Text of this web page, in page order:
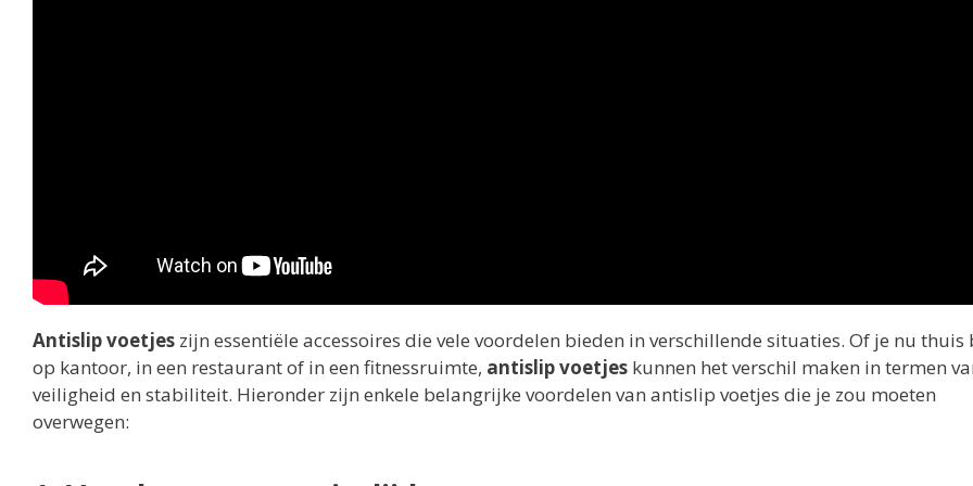
Antislip voetjes zijn essentiële accessoires die vele voordelen bieden in verschillende situaties. Of je nu thuis
op kantoor, in een restaurant of in een fitnessruimte, antislip voetjes kunnen het verschil maken in termen
veiligheid en stabiliteit. Hieronder zijn enkele belangrijke voordelen van antislip voetjes die je zou moeten
overwegen: